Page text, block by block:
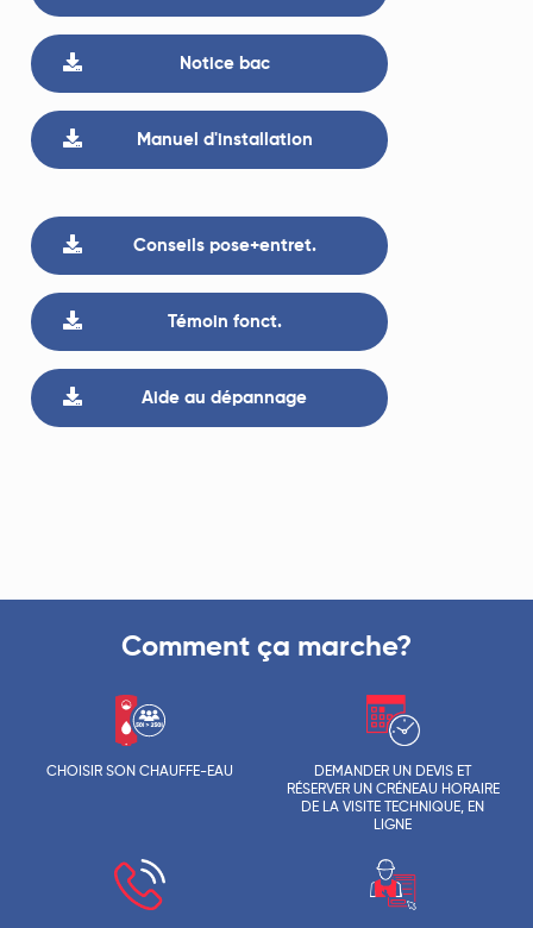
Notice bac
Manuel d'installation
Conseils pose+entret.
Témoin fonct.
Aide au dépannage
Comment ça marche?
CHOISIR SON CHAUFFE-EAU
DEMANDER UN DEVIS ET
RÉSERVER UN CRÉNEAU HORAIRE
DE LA VISITE TECHNIQUE, EN
LIGNE